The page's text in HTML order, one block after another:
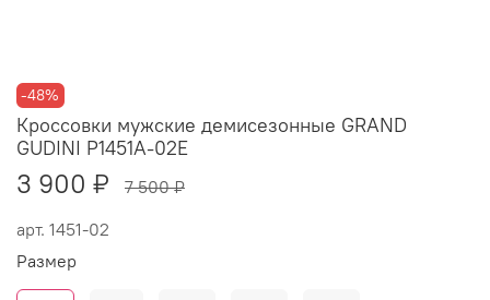
-48%
арт. 1451-02
Кроссовки мужские демисезонные GRAND
GUDINI P1451A-02E
3 900 ₽ 7 500 ₽
Размер